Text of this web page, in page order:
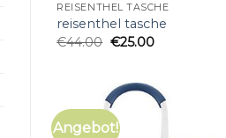
REISENTHEL TASCHE
reisenthel tasche
€44.00 €25.00
Angebot!